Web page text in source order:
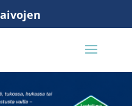
aikojen